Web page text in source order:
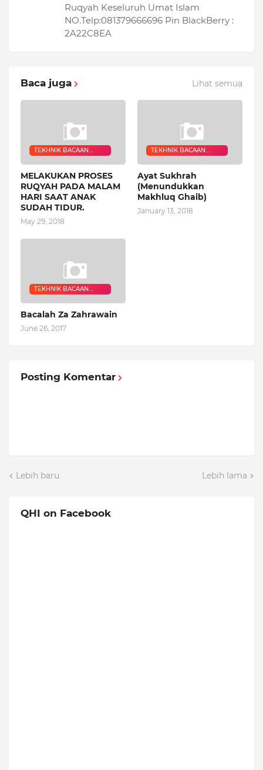
Ruqyah Keseluruh Umat Islam
NO.Telp:081379666696 Pin BlackBerry :
2A22C8EA
Baca juga Lihat semua
TEKHNIK BACAAN
MELAKUKAN PROSES
RUQYAH PADA MALAM
HARI SAAT ANAK
SUDAH TIDUR.
May 29, 2018
TEKHNIK BACAAN
Ayat Sukhrah
(Menundukkan
Makhluq Ghaib)
January 13, 2018
TEKHNIK BACAAN
Bacalah Za Zahrawain
June 26, 2017
Posting Komentar
Lebih baru Lebih lama
QHI on Facebook